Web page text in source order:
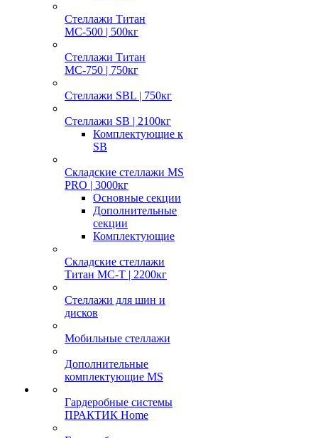
Стеллажи Титан
МС-500 | 500кг
Стеллажи Титан
МС-750 | 750кг
Стеллажи SBL | 750кг
Стеллажи SB | 2100кг
Комплектующие к
SB
Складские стеллажи MS
PRO | 3000кг
Основные секции
Дополнительные
секции
Комплектующие
Складские стеллажи
Титан МС-Т | 2200кг
Стеллажи для шин и
дисков
Мобильные стеллажи
Дополнительные
комплектующие MS
Гардеробные системы
ПРАКТИК Home